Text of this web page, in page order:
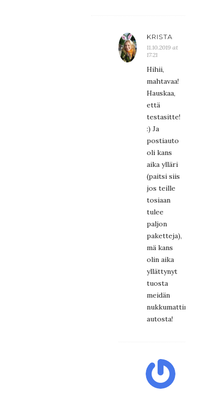
KRISTA
11.10.2019 at
17:21
Hihii,
mahtavaa!
Hauskaa,
että
testasitte!
:) Ja
postiauto
oli kans
aika ylläri
(paitsi siis
jos teille
tosiaan
tulee
paljon
paketteja),
mä kans
olin aika
yllättynyt
tuosta
meidän
nukkumattimaijan
autosta!